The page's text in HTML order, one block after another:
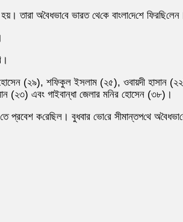
তারা অ‌বৈধভা‌বে ভারত থে‌কে বাংলা‌দে‌শে
(২৯), শফিকুল ইসলাম (২৫), ওবায়দী
(২৩) এবং গাইবান্ধা জেলার মনির হোসেন (৩৮)।
প্রবেশ ক‌রে‌ছিল। বুধবার ভো‌রে সীমান্তপ‌থে